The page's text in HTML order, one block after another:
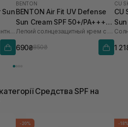
Sun
Солнцезащитный антиоксидантный крем
BENTON
BENTON Air Fit UV Defense
Sun Cream SPF 50+/PA++++
50 мл
Легкий солнцезащитный крем с центеллой
690₴850₴
CU
CU
60
1
Средства SPF на
-20% -